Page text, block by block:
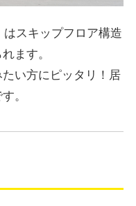
はスキップフロア構造
ます。
い方にピッタリ！居
。